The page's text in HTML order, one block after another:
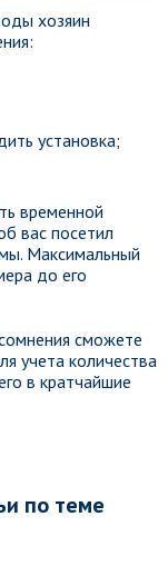
хозяин
установка;
временной
вас посетил
Максимальный
до его
сможете
учета количества
в кратчайшие
по теме